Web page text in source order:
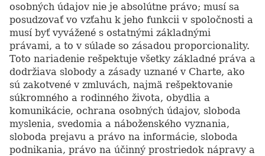
osobných údajov nie je absolútne právo; musí sa
posudzovať vo vzťahu k jeho funkcii v spoločnosti a
musí byť vyvážené s ostatnými základnými
právami, a to v súlade so zásadou proporcionality.
Toto nariadenie rešpektuje všetky základné práva a
dodržiava slobody a zásady uznané v Charte, ako
sú zakotvené v zmluvách, najmä rešpektovanie
súkromného a rodinného života, obydlia a
komunikácie, ochrana osobných údajov, sloboda
myslenia, svedomia a náboženského vyznania,
sloboda prejavu a právo na informácie, sloboda
podnikania, právo na účinný prostriedok nápravy a